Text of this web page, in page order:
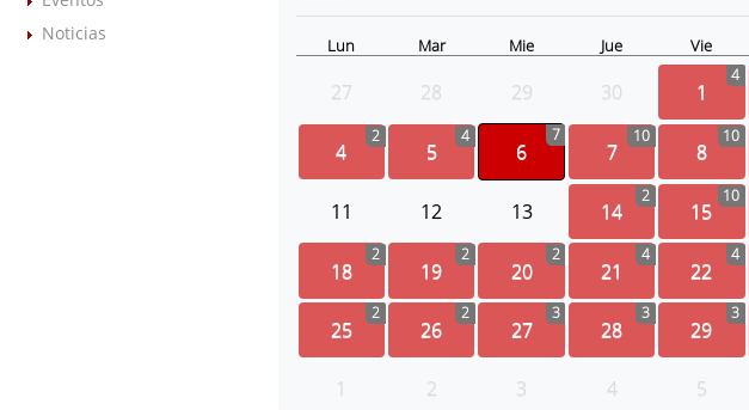
Noticias
Lun Mar Mie Jue Vie
27 28 29 30 1
4
4
2
5
4
6
7
7
10
8
10
11 12 13 14
2
15
10
18
2
19
2
20
2
21
4
22
4
25
2
26
2
27
3
28
3
29
3
1 2 3 4 5